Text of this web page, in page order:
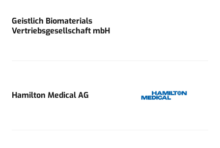
Geistlich Biomaterials
Vertriebsgesellschaft mbH
Hamilton Medical AG